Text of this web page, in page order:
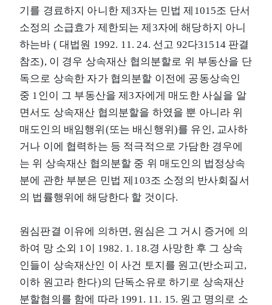
기를 경료하지 아니한 제3자는 민법 제1015조 단서
소정의 소급효가 제한되는 제3자에 해당하지 아니
하는바 ( 대법원 1992. 11. 24. 선고 92다31514 판결
참조), 이 경우 상속재산 협의분할로 위 부동산을 단
독으로 상속한 자가 협의분할 이전에 공동상속인
중 1인이 그 부동산을 제3자에게 매도한 사실을 알
면서도 상속재산 협의분할을 하였을 뿐 아니라 위
매도인의 배임행위(또는 배신행위)를 유인, 교사하
거나 이에 협력하는 등 적극적으로 가담한 경우에
는 위 상속재산 협의분할 중 위 매도인의 법정상속
분에 관한 부분은 민법 제103조 소정의 반사회질서
의 법률행위에 해당한다 할 것이다.
원심판결 이유에 의하면, 원심은 그 거시 증거에 의
하여 망 소외 1이 1982. 1. 18.경 사망한 후 그 상속
인들이 상속재산인 이 사건 토지를 원고(반소피고,
이하 원고라 한다)의 단독소유로 하기로 상속재산
분할협의를 함에 따라 1991. 11. 15. 원고 명의로 소